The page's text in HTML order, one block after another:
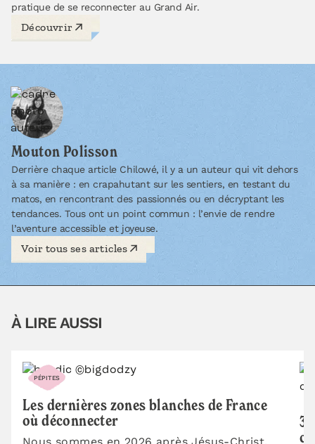
pratique de se reconnecter au Grand Air.
Découvrir
Mouton Polisson
Derrière chaque article Chilowé, il y a un auteur qui vit dehors
à sa manière : en crapahutant sur les sentiers, en testant du
matos, en rencontrant des passionnés ou en décryptant les
tendances. Tous ont un point commun : l’envie de rendre
l’aventure accessible et joyeuse.
Voir tous ses articles
À LIRE AUSSI
PÉPITES
Les dernières zones blanches de France
où déconnecter
3